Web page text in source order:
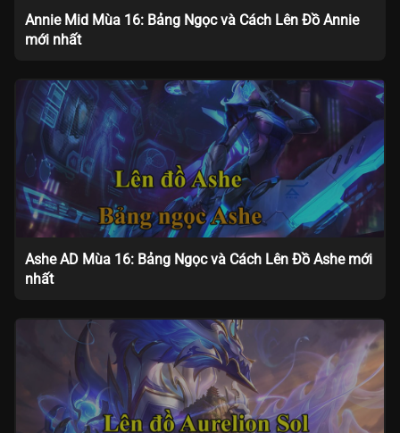
Annie Mid Mùa 16: Bảng Ngọc và Cách Lên Đồ Annie
mới nhất
Ashe AD Mùa 16: Bảng Ngọc và Cách Lên Đồ Ashe mới
nhất